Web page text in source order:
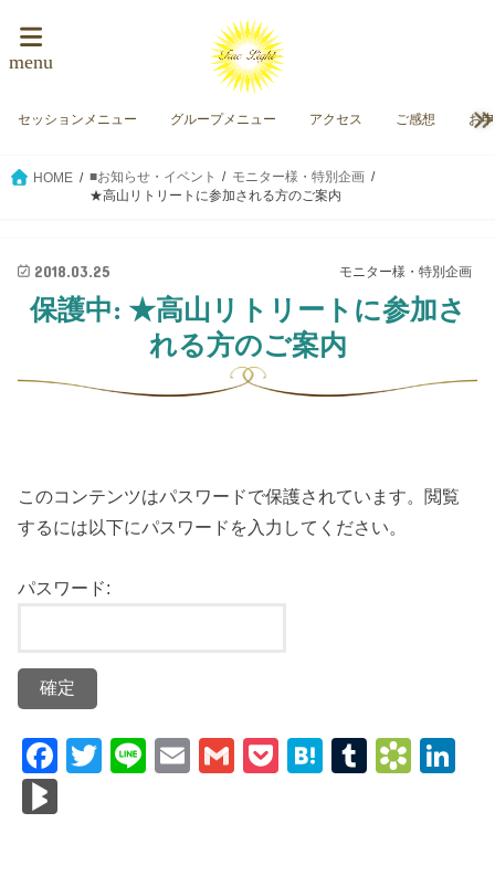
menu
セッションメニュー グループメニュー アクセス ご感想 お
HOME ■お知らせ・イベント
モニター様・特別企画
★高山リトリートに参加される方のご案内
モニター様・特別企画
2018.03.25
保護中: ★高山リトリートに参加さ
れる方のご案内
このコンテンツはパスワードで保護されています。閲覧
するには以下にパスワードを入力してください。
パスワード:
F
T
Li
E
G
P
H
T
B